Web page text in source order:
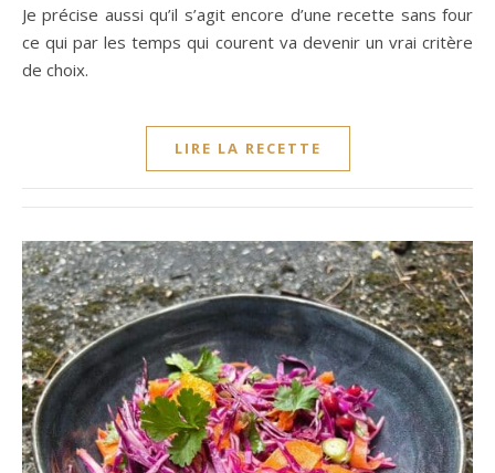
Je précise aussi qu’il s’agit encore d’une recette sans four
ce qui par les temps qui courent va devenir un vrai critère
de choix.
LIRE LA RECETTE